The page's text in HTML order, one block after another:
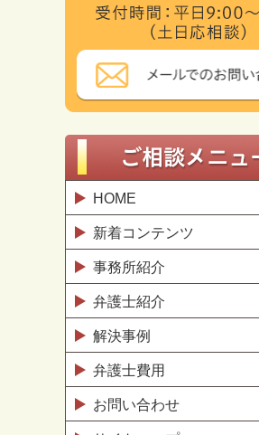
HOME
新着コンテンツ
事務所紹介
弁護士紹介
解決事例
弁護士費用
お問い合わせ